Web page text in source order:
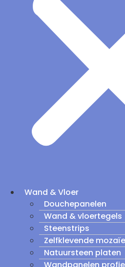
Wand & Vloer
Douchepanelen
Wand & vloertegels
Steenstrips
Zelfklevende
Natuursteen platen
Wandpanelen